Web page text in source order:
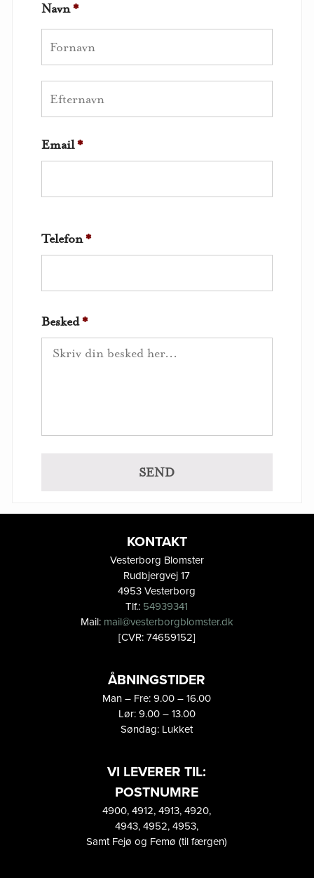
Navn*
Email*
Telefon*
Besked*
KONTAKT
Vesterborg Blomster
Rudbjergvej 17
4953 Vesterborg
Tlf.: 54939341
Mail: mail@vesterborgblomster.dk
[CVR: 74659152]
ÅBNINGSTIDER
Man – Fre: 9.00 – 16.00
Lør: 9.00 – 13.00
Søndag: Lukket
VI LEVERER TIL:
POSTNUMRE
4900, 4912, 4913, 4920,
4943, 4952, 4953,
Samt Fejø og Femø (til færgen)